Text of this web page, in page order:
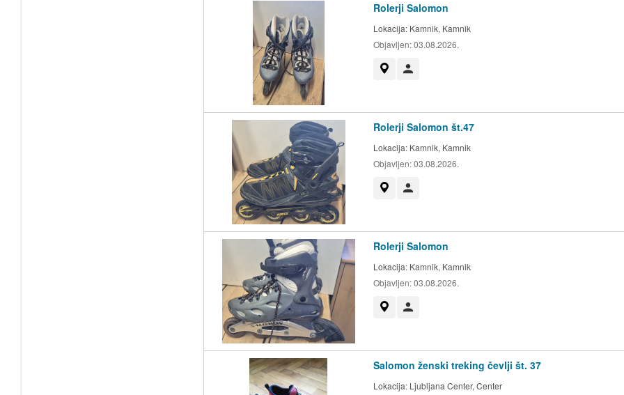
Rolerji Salomon
Lokacija: Kamnik, Kamnik
Objavljen:03.08.2026.
Rolerji Salomon št.47
Lokacija: Kamnik, Kamnik
Objavljen:03.08.2026.
Rolerji Salomon
Lokacija: Kamnik, Kamnik
Objavljen:03.08.2026.
Salomon ženski treking čevlji št. 37
Lokacija: Ljubljana Center, Center